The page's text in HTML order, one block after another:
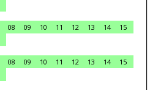
08 09 10 11 12 13 14
15
08 09 10 11 12 13 14
15